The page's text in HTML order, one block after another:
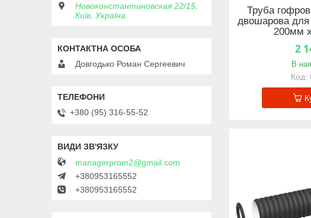
Труба
двошарова для
200мм
2
В
Новоконстантиновская 22/15,
Київ, Україна
Довгодько Роман Сергеевич
+380 (95) 316-55-52
managerprom2@gmail.com
+380953165552
+380953165552